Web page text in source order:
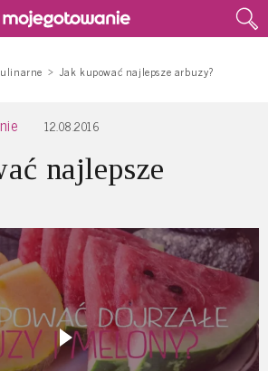
Jak kupować najlepsze arbuzy?
12.08.2016
najlepsze